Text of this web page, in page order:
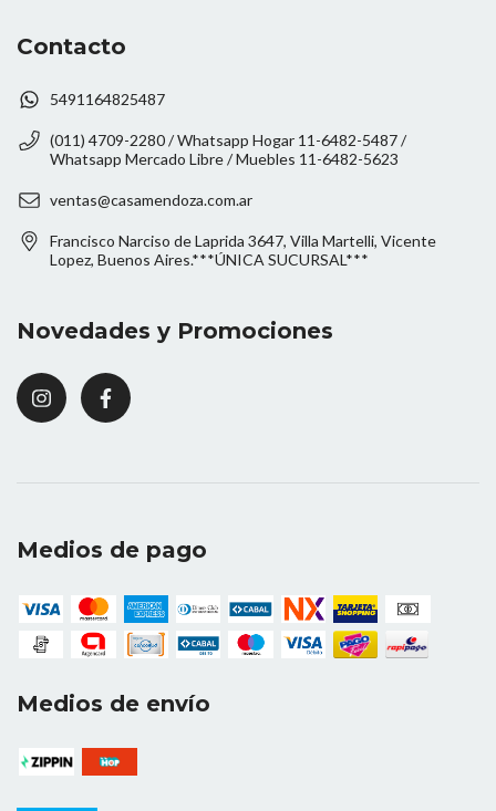
Contacto
5491164825487
(011) 4709-2280 / Whatsapp Hogar 11-6482-5487 /
Whatsapp Mercado Libre / Muebles 11-6482-5623
ventas@casamendoza.com.ar
Francisco Narciso de Laprida 3647, Villa Martelli, Vicente
Lopez, Buenos Aires.***ÚNICA SUCURSAL***
Novedades y Promociones
Medios de pago
Medios de envío